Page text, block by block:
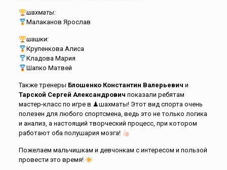
шахматы:
Малаканов Ярослав
шашки:
Крупенкова Алиса
Кладова Мария
Шапко Матвей
Также тренеры Блошенко Константин Валерьевич и
Тарской Сергей Александрович показали ребятам
мастер-класс по игре в ♟шахматы! Этот вид спорта очень
полезен для любого спортсмена, ведь это не только логика
и анализ, а настоящий творческий процесс, при котором
работают оба полушария мозга!
Пожелаем мальчишкам и девчонкам с интересом и пользой
провести это время!